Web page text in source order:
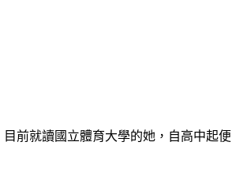
前就讀國立體育大學的她，自高中起便